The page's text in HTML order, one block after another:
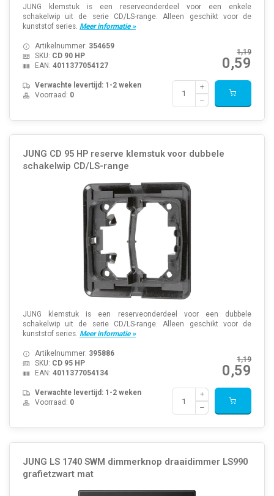
JUNG klemstuk is een reserveonderdeel voor een enkele
schakelwip uit de serie CD/LS-range. Alleen geschikt voor de
kunststof series. Meer informatie »
1,19
0,59
Artikelnummer: 354659
SKU: CD 90 HP
EAN: 4011377054127
Verwachte levertijd: 1-2 weken
Voorraad: 0
JUNG CD 95 HP reserve klemstuk voor dubbele
schakelwip CD/LS-range
JUNG klemstuk is een reserveonderdeel voor een dubbele
schakelwip uit de serie CD/LS-range. Alleen geschikt voor de
kunststof series. Meer informatie »
1,19
0,59
Artikelnummer: 395886
SKU: CD 95 HP
EAN: 4011377054134
Verwachte levertijd: 1-2 weken
Voorraad: 0
JUNG LS 1740 SWM dimmerknop draaidimmer LS990
grafietzwart mat